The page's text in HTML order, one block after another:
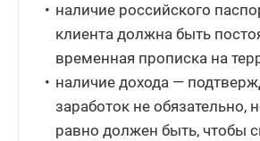
наличие российского
клиента должна быть
временная прописка на
наличие дохода —
заработок не обязательно,
равно должен быть, чтобы